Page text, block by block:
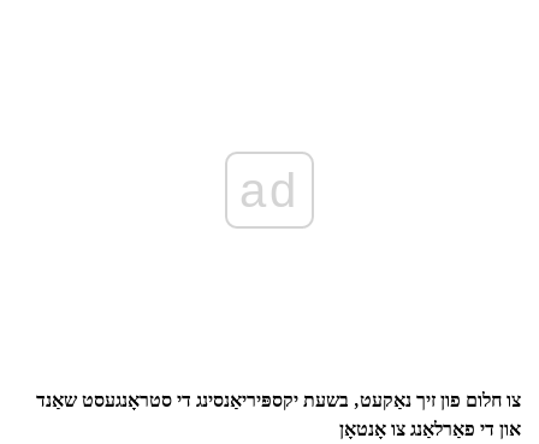
ad
צו חלום פון זיך נאַקעט, בשעת יקספּיריאַנסינג די סטראָנגעסט שאַנד
און די פאַרלאַנג צו אָנטאָן